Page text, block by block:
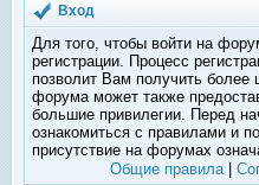
Вход
Для того, чтобы войти на
регистрации. Процесс
позволит Вам получить более
форума может также
большие привилегии. Перед
ознакомиться с правилами и
присутствие на форумах
Общие правила|